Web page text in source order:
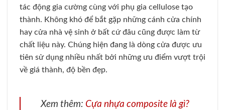
tác động gia cường cùng với phụ gia cellulose tạo
thành. Không khó để bắt gặp những cánh cửa chính
hay cửa nhà vệ sinh ở bất cứ đâu cũng được làm từ
chất liệu này. Chúng hiện đang là dòng cửa được ưu
tiên sử dụng nhiều nhất bởi những ưu điểm vượt trội
về giá thành, độ bền đẹp.
Xem thêm: Cựa nhựa composite là gì?